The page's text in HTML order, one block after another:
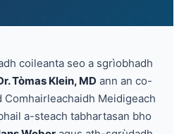
coileanta seo a sgrìobhadh
Tòmas Klein, MD ann an co-
Comhairleachaidh Meidigeach
a-steach tabhartasan bho